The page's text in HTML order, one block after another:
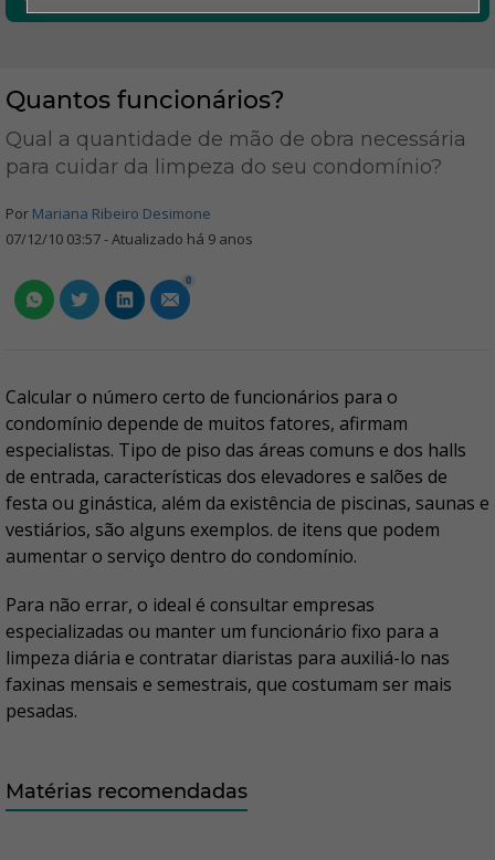
Quantos funcionários?
Qual a quantidade de mão de obra necessária
para cuidar da limpeza do seu condomínio?
Por Mariana Ribeiro Desimone
07/12/10 03:57 - Atualizado há 9 anos
0
Calcular o número certo de funcionários para o
condomínio depende de muitos fatores, afirmam
especialistas. Tipo de piso das áreas comuns e dos halls
de entrada, características dos elevadores e salões de
festa ou ginástica, além da existência de piscinas, saunas e
vestiários, são alguns exemplos. de itens que podem
aumentar o serviço dentro do condomínio.
Para não errar, o ideal é consultar empresas
especializadas ou manter um funcionário fixo para a
limpeza diária e contratar diaristas para auxiliá-lo nas
faxinas mensais e semestrais, que costumam ser mais
pesadas.
Matérias recomendadas